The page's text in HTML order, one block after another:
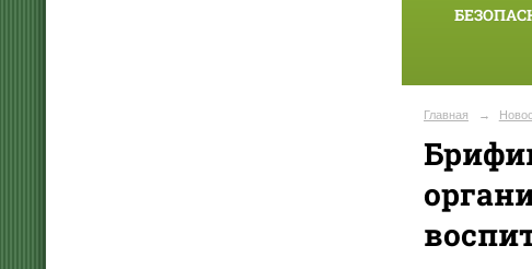
Главная →